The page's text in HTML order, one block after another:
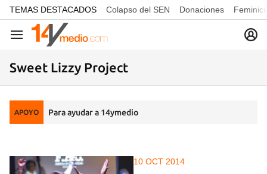
common.go-to-content
TEMAS DESTACADOS Colapso del SEN Donaciones
Navegación
Sweet Lizzy Project
APOYO Para ayudar a 14ymedio
10 OCT 2014